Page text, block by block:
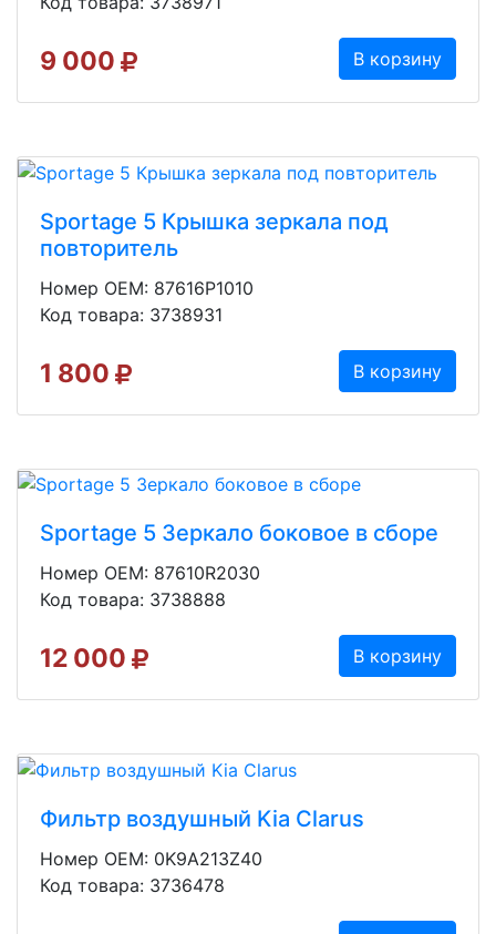
9 000 В корзину
Sportage 5 Крышка зеркала под
повторитель
Номер OEM: 87616P1010
Код товара: 3738931
1 800 В корзину
Sportage 5 Зеркало боковое в сборе
Номер OEM: 87610R2030
Код товара: 3738888
12 000 В корзину
Фильтр воздушный Kia Clarus
Номер OEM: 0K9A213Z40
Код товара: 3736478